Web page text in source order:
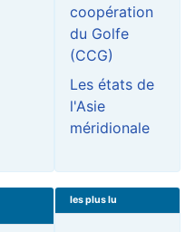
coopération
du Golfe
(CCG)
Les états de
l'Asie
méridionale
les plus lu